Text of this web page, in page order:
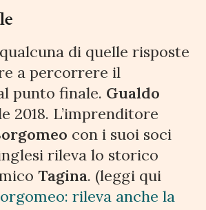
di quelle risposte
a percorrere il
punto finale. Gualdo
2018. L’imprenditore
con i suoi soci
rileva lo storico
Tagina. (leggi qui
rileva anche la